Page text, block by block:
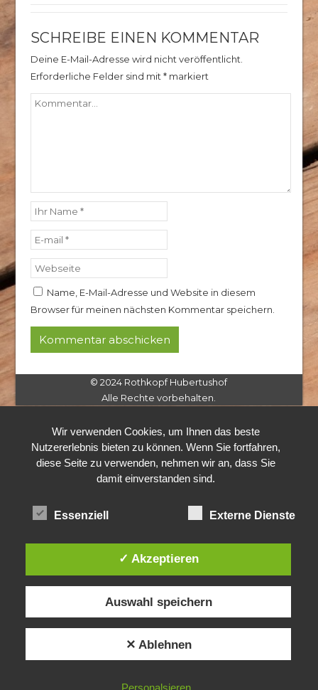
SCHREIBE EINEN KOMMENTAR
Deine E-Mail-Adresse wird nicht veröffentlicht.
Erforderliche Felder sind mit*markiert
Name, E-Mail-Adresse und Website in diesem
Browser für meinen nächsten Kommentar speichern.
© 2024 Rothkopf Hubertushof
Alle Rechte vorbehalten.
Wir verwenden Cookies, um Ihnen das beste
Nutzererlebnis bieten zu können. Wenn Sie fortfahren,
diese Seite zu verwenden, nehmen wir an, dass Sie
damit einverstanden sind.
Essenziell Externe Dienste
✓ Akzeptieren
Auswahl speichern
✕ Ablehnen
Personalsieren